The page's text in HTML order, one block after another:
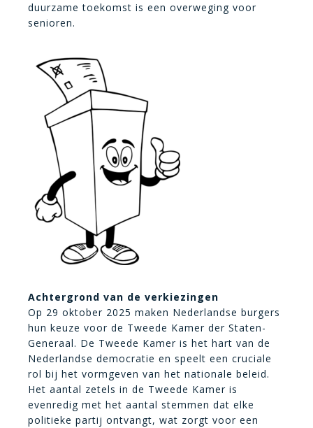
duurzame toekomst is een overweging voor
senioren.
Achtergrond van de verkiezingen
Op 29 oktober 2025 maken Nederlandse burgers
hun keuze voor de Tweede Kamer der Staten-
Generaal. De Tweede Kamer is het hart van de
Nederlandse democratie en speelt een cruciale
rol bij het vormgeven van het nationale beleid.
Het aantal zetels in de Tweede Kamer is
evenredig met het aantal stemmen dat elke
politieke partij ontvangt, wat zorgt voor een